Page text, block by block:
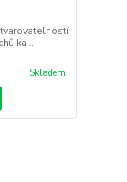
ka...
Skladem